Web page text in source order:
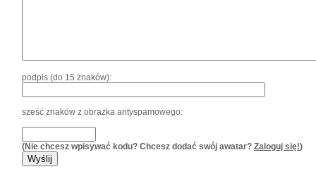
podpis (do 15 znaków):
sześć znaków z obrazka antyspamowego:
(Nie chcesz wpisywać kodu? Chcesz dodać swój awatar? Zaloguj się!)